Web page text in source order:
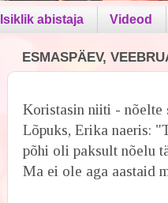
Isiklik abistaja Videod
ESMASPÄEV,
Koristasin niiti - nõelte
Lõpuks, Erika naeris:
põhi oli paksult nõelu
Ma ei ole aga aastaid